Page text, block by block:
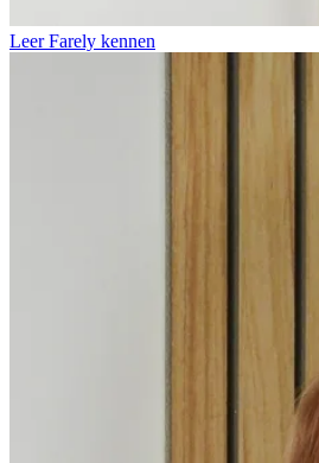
Leer Farely kennen